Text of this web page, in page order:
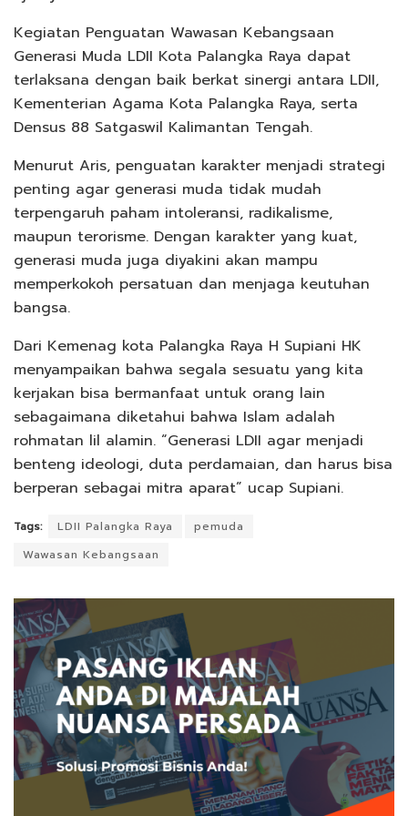
Kegiatan Penguatan Wawasan Kebangsaan
Generasi Muda LDII Kota Palangka Raya dapat
terlaksana dengan baik berkat sinergi antara LDII,
Kementerian Agama Kota Palangka Raya, serta
Densus 88 Satgaswil Kalimantan Tengah.
Menurut Aris, penguatan karakter menjadi strategi
penting agar generasi muda tidak mudah
terpengaruh paham intoleransi, radikalisme,
maupun terorisme. Dengan karakter yang kuat,
generasi muda juga diyakini akan mampu
memperkokoh persatuan dan menjaga keutuhan
bangsa.
Dari Kemenag kota Palangka Raya H Supiani HK
menyampaikan bahwa segala sesuatu yang kita
kerjakan bisa bermanfaat untuk orang lain
sebagaimana diketahui bahwa Islam adalah
rohmatan lil alamin. “Generasi LDII agar menjadi
benteng ideologi, duta perdamaian, dan harus bisa
berperan sebagai mitra aparat” ucap Supiani.
Tags: LDII Palangka Raya
pemuda
Wawasan Kebangsaan